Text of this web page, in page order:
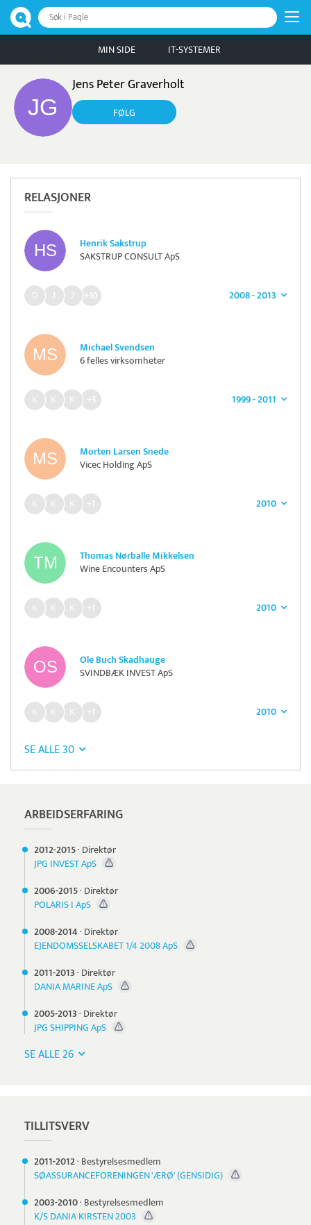
Søk i Paqle
MIN SIDE IT-SYSTEMER
Jens Peter Graverholt
FØLG
RELASJONER
Henrik Sakstrup
SAKSTRUP CONSULT ApS
2008 - 2013
+10
Michael Svendsen
6 felles virksomheter
1999 - 2011
+3
Morten Larsen Snede
Vicec Holding ApS
2010
+1
Thomas Nørballe Mikkelsen
Wine Encounters ApS
2010
+1
Ole Buch Skadhauge
SVINDBÆK INVEST ApS
2010
+1
SE ALLE 30
ARBEIDSERFARING
2012-2015· Direktør
JPG INVEST ApS
2006-2015· Direktør
POLARIS I ApS
2008-2014· Direktør
EJENDOMSSELSKABET 1/4 2008 ApS
2011-2013· Direktør
DANIA MARINE ApS
2005-2013· Direktør
JPG SHIPPING ApS
SE ALLE 26
TILLITSVERV
2011-2012· Bestyrelsesmedlem
SØASSURANCEFORENINGEN 'ÆRØ' (GENSIDIG)
2003-2010· Bestyrelsesmedlem
K/S DANIA KIRSTEN 2003